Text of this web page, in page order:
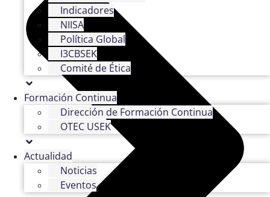
Indicadores
NIISA
Política Global
I3CBSEK
Comité de Ética
Formación Continua
Dirección de Formación Continua
OTEC USEK
Actualidad
Noticias
Eventos